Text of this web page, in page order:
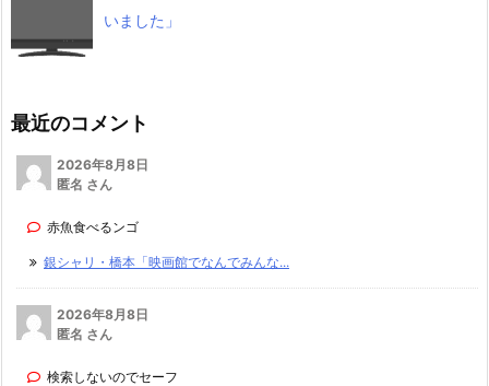
いました」
最近のコメント
2026年8月8日
匿名 さん
赤魚食べるンゴ
銀シャリ・橋本「映画館でなんでみんな...
2026年8月8日
匿名 さん
検索しないのでセーフ